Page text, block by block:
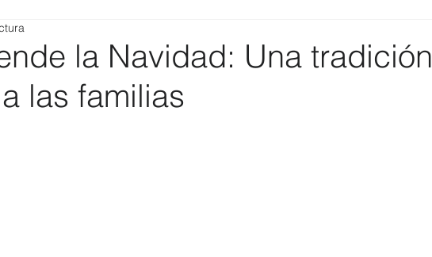
la Navidad: Una tradición
las familias